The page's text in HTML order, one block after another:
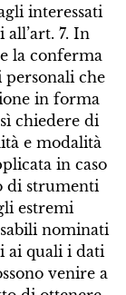
interessati
7. In
la conferma
personali che
in forma
chiedere di
e modalità
in caso
di strumenti
estremi
nominati
ai quali i dati
venire a